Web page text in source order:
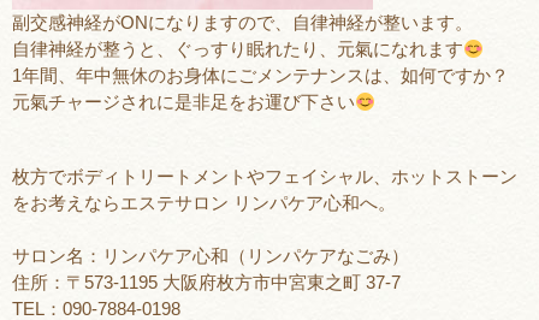
副交感神経がONになりますので、自律神経が整います。
自律神経が整うと、ぐっすり眠れたり、元氣になれます
1年間、年中無休のお身体にごメンテナンスは、如何ですか？
元氣チャージされに是非足をお運び下さい
枚方でボディトリートメントやフェイシャル、ホットストーン
をお考えならエステサロン リンパケア心和へ。
サロン名：リンパケア心和（リンパケアなごみ）
住所：〒573-1195 大阪府枚方市中宮東之町 37-7
TEL：090-7884-0198